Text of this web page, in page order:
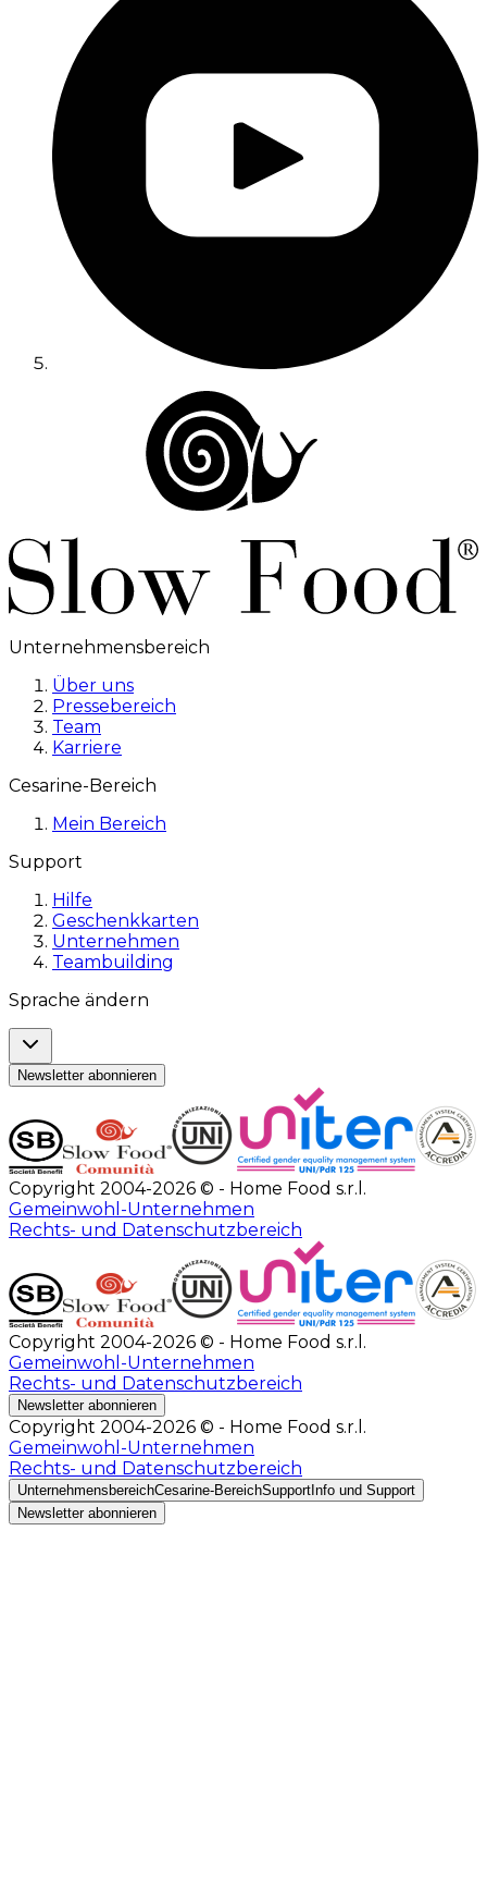
Unternehmensbereich
Über uns
Pressebereich
Team
Karriere
Cesarine-Bereich
Mein Bereich
Support
Hilfe
Geschenkkarten
Unternehmen
Teambuilding
Sprache ändern
Newsletter abonnieren
Copyright 2004-2026 © - Home Food s.r.l.
Gemeinwohl-Unternehmen
Rechts- und Datenschutzbereich
Copyright 2004-2026 © - Home Food s.r.l.
Gemeinwohl-Unternehmen
Rechts- und Datenschutzbereich
Newsletter abonnieren
Copyright 2004-2026 © - Home Food s.r.l.
Gemeinwohl-Unternehmen
Rechts- und Datenschutzbereich
UnternehmensbereichCesarine-BereichSupport Info und Support
Newsletter abonnieren